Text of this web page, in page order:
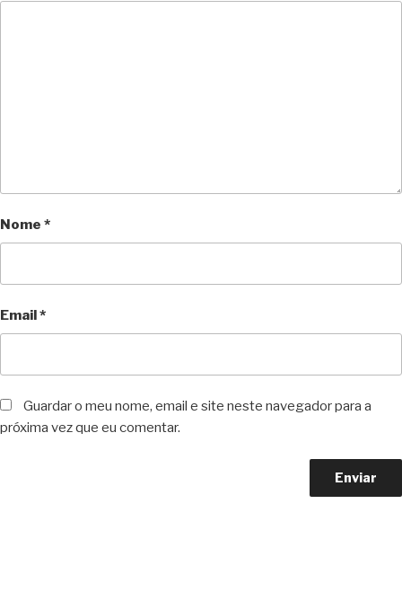
Nome *
Email*
Guardar o meu nome, email e site neste navegador para a
próxima vez que eu comentar.